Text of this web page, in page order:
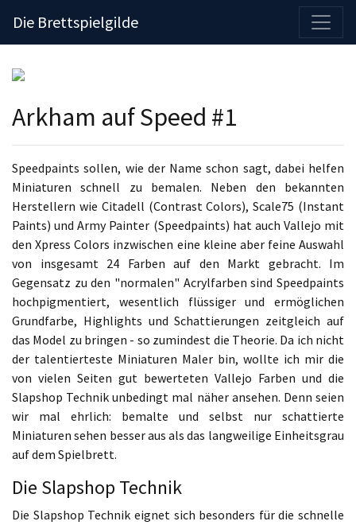
Die Brettspielgilde
Arkham auf Speed #1
Speedpaints sollen, wie der Name schon sagt, dabei helfen
Miniaturen schnell zu bemalen. Neben den bekannten
Herstellern wie Citadell (Contrast Colors), Scale75 (Instant
Paints) und Army Painter (Speedpaints) hat auch Vallejo mit
den Xpress Colors inzwischen eine kleine aber feine Auswahl
von insgesamt 24 Farben auf den Markt gebracht. Im
Gegensatz zu den "normalen" Acrylfarben sind Speedpaints
hochpigmentiert, wesentlich flüssiger und ermöglichen
Grundfarbe, Highlights und Schattierungen zeitgleich auf
das Model zu bringen - so zumindest die Theorie. Da ich nicht
der talentierteste Miniaturen Maler bin, wollte ich mir die
von vielen Seiten gut bewerteten Vallejo Farben und die
Slapshop Technik unbedingt mal näher ansehen. Denn seien
wir mal ehrlich: bemalte und selbst nur schattierte
Miniaturen sehen besser aus als das langweilige Einheitsgrau
auf dem Spielbrett.
Die Slapshop Technik
Die Slapshop Technik eignet sich besonders für die schnelle